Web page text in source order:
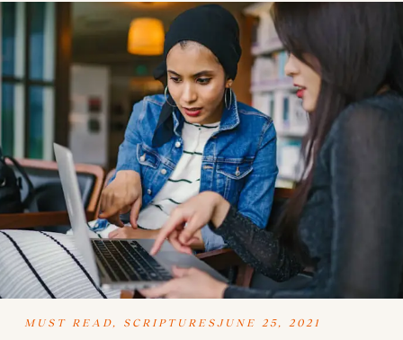
MUST READ, SCRIPTURESJUNE 25, 2021